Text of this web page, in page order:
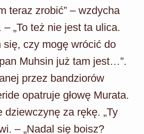
teraz zrobić” – wzdycha
„To też nie jest ta ulica.
się, czy mogę wrócić do
Muhsin już tam jest…”.
przez bandziorów
opatruje głowę Murata.
dziewczynę za rękę. „Ty
– „Nadal się boisz?